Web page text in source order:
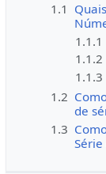
1.1
1.1.1
1.1.2
1.1.3
1.2
de
1.3